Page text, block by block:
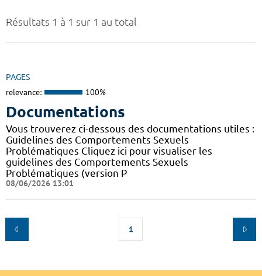
Résultats 1 à 1 sur 1 au total
PAGES
relevance: 100%
Documentations
Vous trouverez ci-dessous des documentations utiles :
Guidelines des Comportements Sexuels
Problématiques Cliquez ici pour visualiser les
guidelines des Comportements Sexuels
Problématiques (version P
08/06/2026 13:01
1